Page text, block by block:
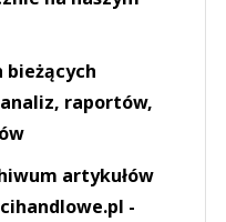
bieżących
raportów,
artykułów
-